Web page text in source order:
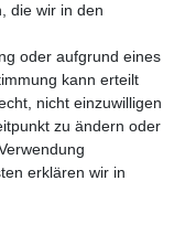
es sich um ein Pflichtfeld.
Impressum
Kontakt
die wir in den
oder aufgrund eines
kann erteilt
nicht einzuwilligen
zu ändern oder
erklären wir in
vorbehalten. |